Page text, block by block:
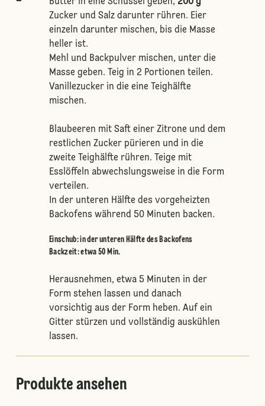
Zucker und Salz darunter rühren. Eier
einzeln darunter mischen, bis die Masse
heller ist.
Mehl und Backpulver mischen, unter die
Masse geben. Teig in 2 Portionen teilen.
Vanillezucker in die eine Teighälfte
mischen.
Blaubeeren mit Saft einer Zitrone und dem
restlichen Zucker pürieren und in die
zweite Teighälfte rühren. Teige mit
Esslöffeln abwechslungsweise in die Form
verteilen.
In der unteren Hälfte des vorgeheizten
Backofens während 50 Minuten backen.
Einschub:in der unteren Hälfte des Backofens
Backzeit: etwa 50 Min.
Herausnehmen, etwa 5 Minuten in der
Form stehen lassen und danach
vorsichtig aus der Form heben. Auf ein
Gitter stürzen und vollständig auskühlen
lassen.
Produkte ansehen